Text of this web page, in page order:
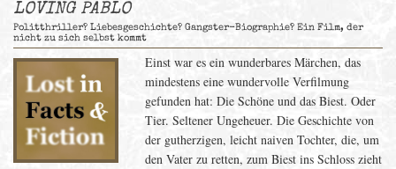
LOVING PABLO
Politthriller? Liebesgeschichte? Gangster-Biographie? Ein Film, der
nicht zu sich selbst kommt
Einst war es ein wunderbares Märchen, das
mindestens eine wundervolle Verfilmung
gefunden hat: Die Schöne und das Biest. Oder
Tier. Seltener Ungeheuer. Die Geschichte von
der gutherzigen, leicht naiven Tochter, die, um
den Vater zu retten, zum Biest ins Schloss zieht